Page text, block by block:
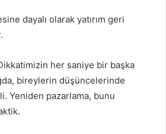
dayalı olarak yatırım geri
her saniye bir başka
bireylerin düşüncelerinde
Yeniden pazarlama, bunu